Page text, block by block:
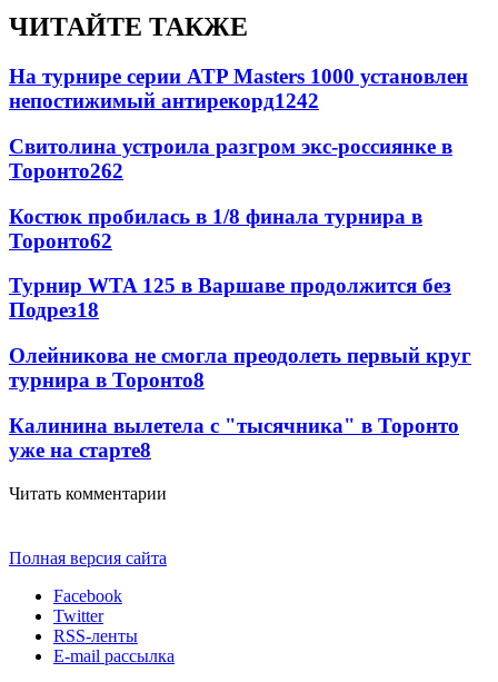
ЧИТАЙТЕ ТАКЖЕ
На турнире серии ATP Masters 1000 установлен
непостижимый антирекорд1242
Свитолина устроила разгром экс-россиянке в
Торонто262
Костюк пробилась в 1/8 финала турнира в
Торонто62
Турнир WTA 125 в Варшаве продолжится без
Подрез18
Олейникова не смогла преодолеть первый круг
турнира в Торонто8
Калинина вылетела с "тысячника" в Торонто
уже на старте8
Читать комментарии
Полная версия сайта
Facebook
Twitter
RSS-ленты
E-mail рассылка